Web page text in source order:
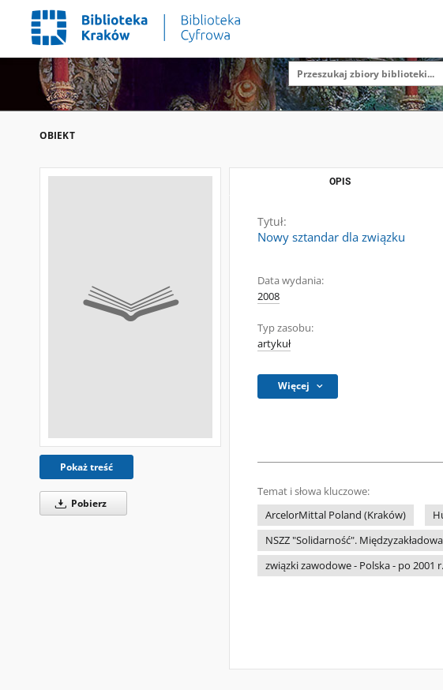
OBIEKT
Pokaż treść
Pobierz
OPIS
Tytuł:
Nowy sztandar dla związku
Data wydania:
2008
Typ zasobu:
artykuł
Więcej
Temat i słowa kluczowe:
ArcelorMittal Poland (Kraków)
NSZZ "Solidarność".
związki zawodowe - Polska - po 2001 r.